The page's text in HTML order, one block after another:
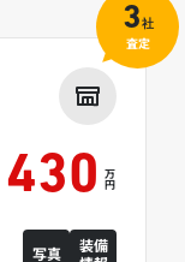
430 万
円
写真
装備
3社
査定